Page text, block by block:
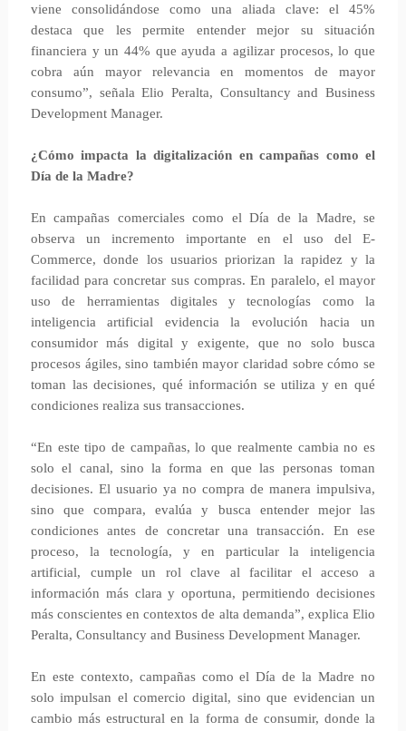
viene consolidándose como una aliada clave: el 45%
destaca que les permite entender mejor su situación
financiera y un 44% que ayuda a agilizar procesos, lo que
cobra aún mayor relevancia en momentos de mayor
consumo”, señala Elio Peralta, Consultancy and Business
Development Manager.
¿Cómo impacta la digitalización en campañas como el
Día de la Madre?
En campañas comerciales como el Día de la Madre, se
observa un incremento importante en el uso del E-
Commerce, donde los usuarios priorizan la rapidez y la
facilidad para concretar sus compras. En paralelo, el mayor
uso de herramientas digitales y tecnologías como la
inteligencia artificial evidencia la evolución hacia un
consumidor más digital y exigente, que no solo busca
procesos ágiles, sino también mayor claridad sobre cómo se
toman las decisiones, qué información se utiliza y en qué
condiciones realiza sus transacciones.
“En este tipo de campañas, lo que realmente cambia no es
solo el canal, sino la forma en que las personas toman
decisiones. El usuario ya no compra de manera impulsiva,
sino que compara, evalúa y busca entender mejor las
condiciones antes de concretar una transacción. En ese
proceso, la tecnología, y en particular la inteligencia
artificial, cumple un rol clave al facilitar el acceso a
información más clara y oportuna, permitiendo decisiones
más conscientes en contextos de alta demanda”, explica Elio
Peralta, Consultancy and Business Development Manager.
En este contexto, campañas como el Día de la Madre no
solo impulsan el comercio digital, sino que evidencian un
cambio más estructural en la forma de consumir, donde la